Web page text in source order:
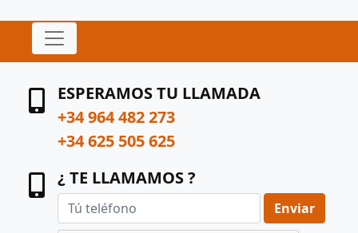
ESPERAMOS TU LLAMADA
+34 964 482 273
+34 625 505 625
¿ TE LLAMAMOS ?
Enviar